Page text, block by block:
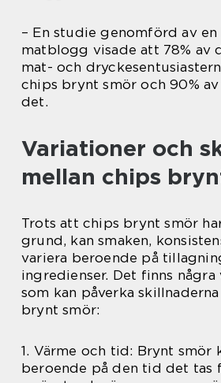
– En studie genomförd av
matblogg visade att 78% av
mat- och
chips brynt smör och 90%
det.
Variationer och
mellan chips
Trots att chips brynt smör
grund, kan smaken,
variera beroende på
ingredienser. Det finns
som kan påverka
brynt smör:
1. Värme och tid: Brynt smör
beroende på den tid det tas